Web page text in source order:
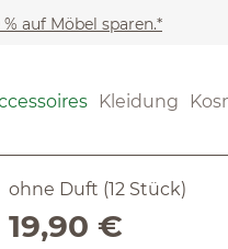
auf Möbel sparen.*
Kleidung
(4.2) 45
ohne Duft (12 Stück)
Regulärer Preis:
19,90 €